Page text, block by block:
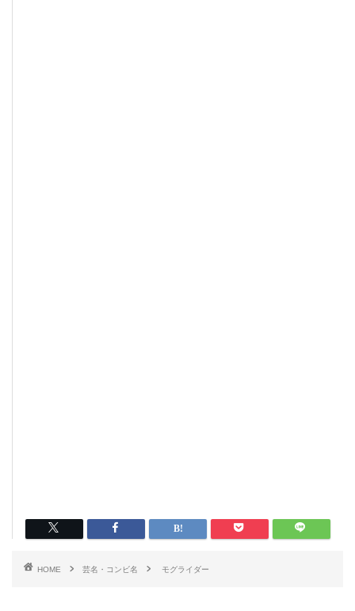
HOME 芸名・コンビ名 モグライダー